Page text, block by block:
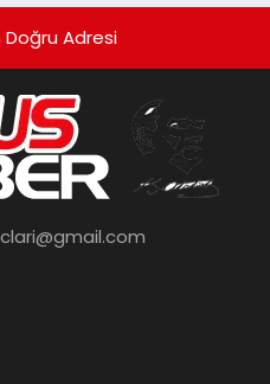
Doğru Adresi